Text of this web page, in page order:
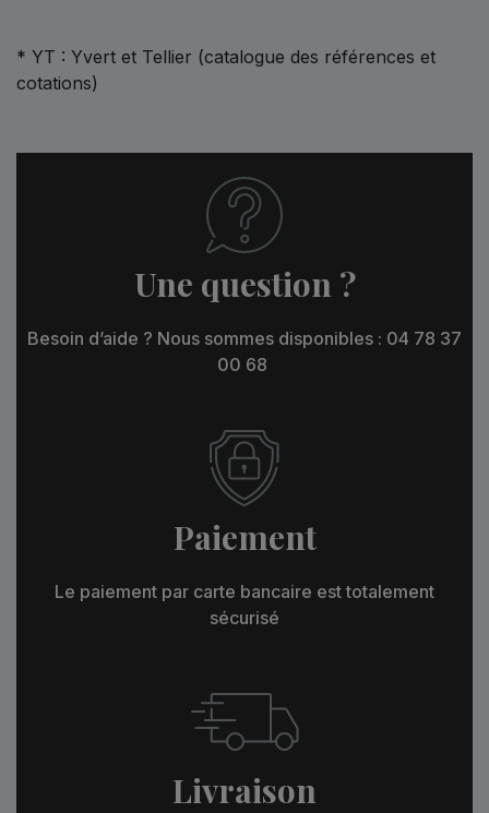
* YT : Yvert et Tellier (catalogue des références et
cotations)
Une question ?
Besoin d’aide ? Nous sommes disponibles : 04 78 37
00 68
Paiement
Le paiement par carte bancaire est totalement
sécurisé
Livraison